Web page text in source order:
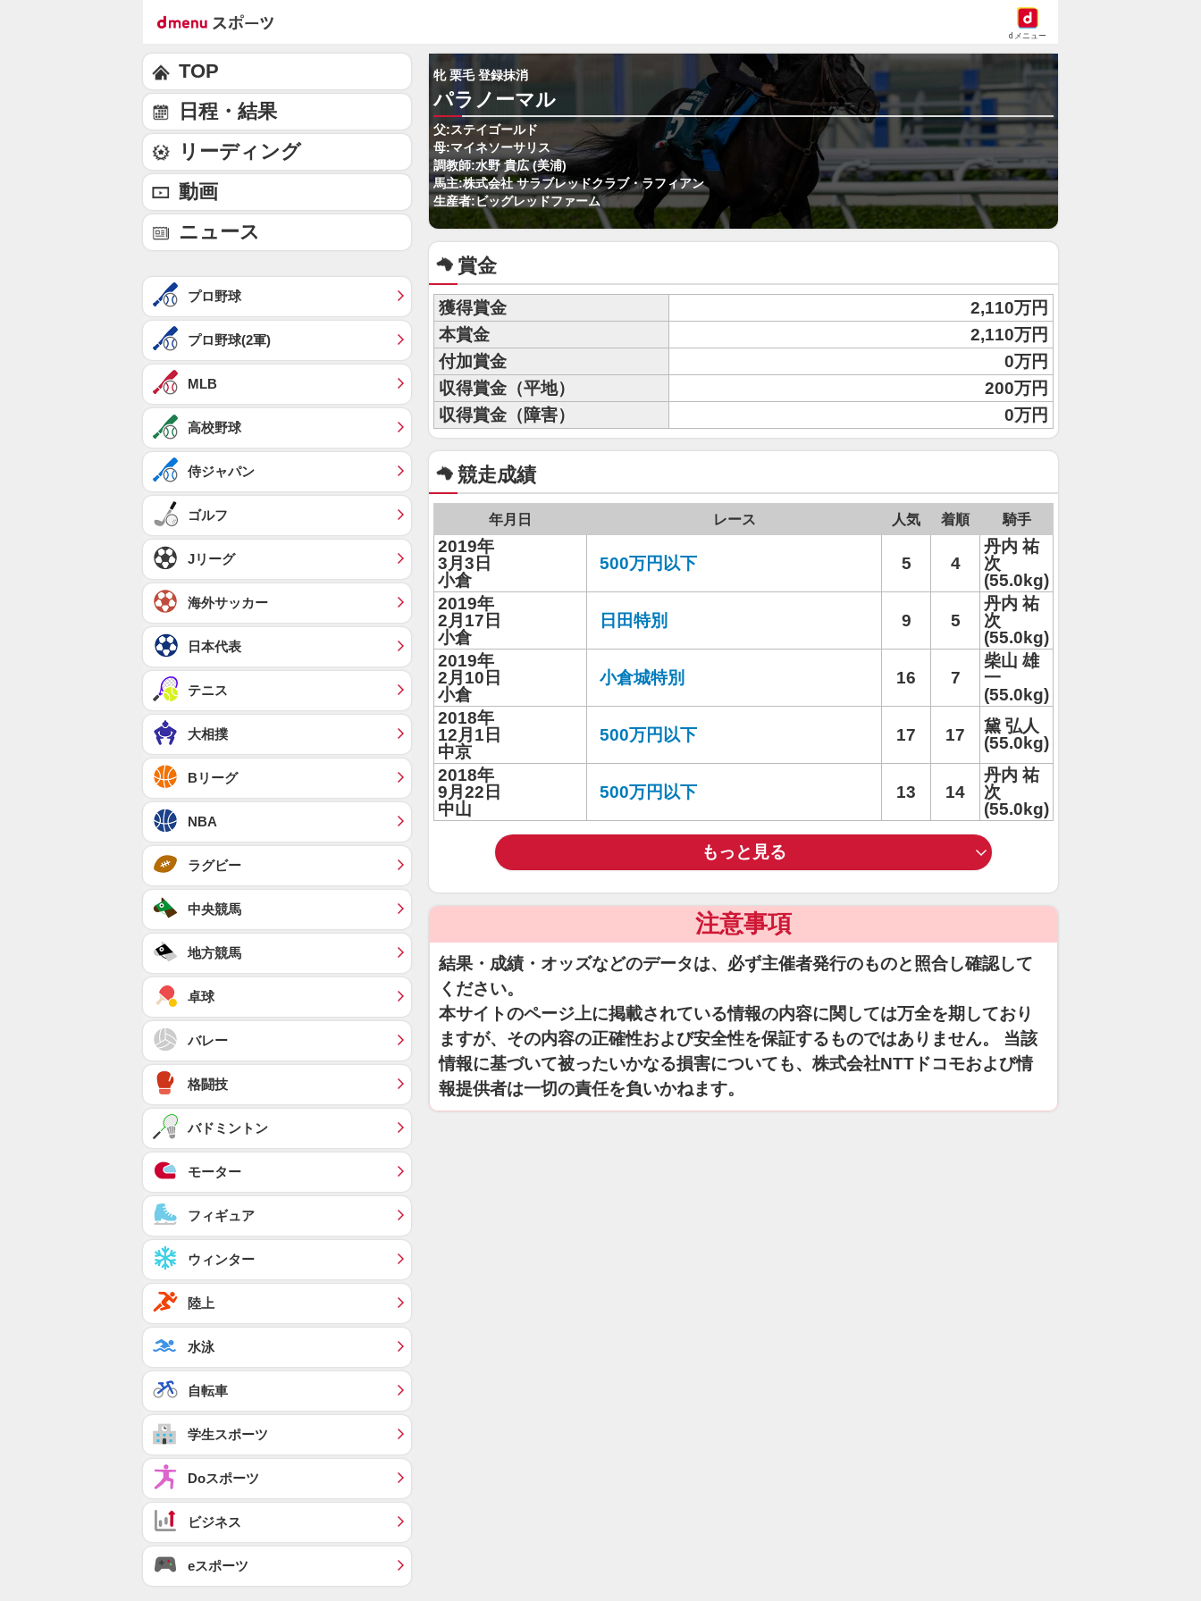
dメニュー
牝 栗毛 登録抹消
パラノーマル
父:ステイゴールド
母:マイネソーサリス
調教師:水野 貴広 (美浦)
馬主:株式会社 サラブレッドクラブ・ラフィアン
生産者:ビッグレッドファーム
賞金
獲得賞金
2,110万円
本賞金
2,110万円
付加賞金
0万円
収得賞金（平地）
200万円
収得賞金（障害）
0万円
競走成績
年月日 レース 人気 着順 騎手
2019年
3月3日
小倉
500万円以下 5 4
丹内 祐
次
(55.0kg)
2019年
2月17日
小倉
日田特別 9 5
丹内 祐
次
(55.0kg)
2019年
2月10日
小倉
小倉城特別 16 7
柴山 雄
一
(55.0kg)
2018年
12月1日
中京
500万円以下 17 17
黛 弘人
(55.0kg)
2018年
9月22日
中山
500万円以下 13 14
丹内 祐
次
(55.0kg)
もっと見る
注意事項
結果・成績・オッズなどのデータは、必ず主催者発行のものと照合し確認して
ください。
本サイトのページ上に掲載されている情報の内容に関しては万全を期しており
ますが、その内容の正確性および安全性を保証するものではありません。 当該
情報に基づいて被ったいかなる損害についても、株式会社NTTドコモおよび情
報提供者は一切の責任を負いかねます。
TOP
日程・結果
リーディング
動画
ニュース
プロ野球
プロ野球(2軍)
MLB
高校野球
侍ジャパン
ゴルフ
Jリーグ
海外サッカー
日本代表
テニス
大相撲
Bリーグ
NBA
ラグビー
中央競馬
地方競馬
卓球
バレー
格闘技
バドミントン
モーター
フィギュア
ウィンター
陸上
水泳
自転車
学生スポーツ
Doスポーツ
ビジネス
eスポーツ